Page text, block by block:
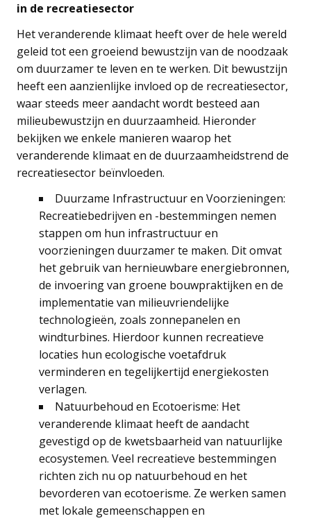
in de recreatiesector
Het veranderende klimaat heeft over de hele wereld
geleid tot een groeiend bewustzijn van de noodzaak
om duurzamer te leven en te werken. Dit bewustzijn
heeft een aanzienlijke invloed op de recreatiesector,
waar steeds meer aandacht wordt besteed aan
milieubewustzijn en duurzaamheid. Hieronder
bekijken we enkele manieren waarop het
veranderende klimaat en de duurzaamheidstrend de
recreatiesector beïnvloeden.
Duurzame Infrastructuur en Voorzieningen:
Recreatiebedrijven en -bestemmingen nemen
stappen om hun infrastructuur en
voorzieningen duurzamer te maken. Dit omvat
het gebruik van hernieuwbare energiebronnen,
de invoering van groene bouwpraktijken en de
implementatie van milieuvriendelijke
technologieën, zoals zonnepanelen en
windturbines. Hierdoor kunnen recreatieve
locaties hun ecologische voetafdruk
verminderen en tegelijkertijd energiekosten
verlagen.
Natuurbehoud en Ecotoerisme: Het
veranderende klimaat heeft de aandacht
gevestigd op de kwetsbaarheid van natuurlijke
ecosystemen. Veel recreatieve bestemmingen
richten zich nu op natuurbehoud en het
bevorderen van ecotoerisme. Ze werken samen
met lokale gemeenschappen en